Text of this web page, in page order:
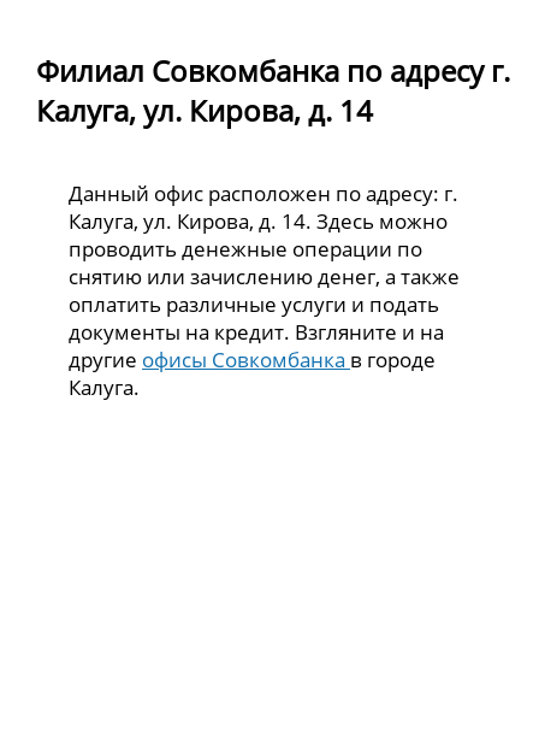
Филиал Совкомбанка по адресу г.
Калуга, ул. Кирова, д. 14
Данный офис расположен по адресу: г.
Калуга, ул. Кирова, д. 14. Здесь можно
проводить денежные операции по
снятию или зачислению денег, а также
оплатить различные услуги и подать
документы на кредит. Взгляните и на
другие офисы Совкомбанка в городе
Калуга.